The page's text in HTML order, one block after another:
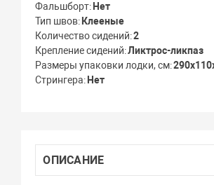
Фальшборт Нет
Тип швов Клееные
Количество сидений 2
Крепление сидений Ликтрос-ликпаз
Размеры упаковки лодки, см
Стрингера Нет
ОПИСАНИЕ